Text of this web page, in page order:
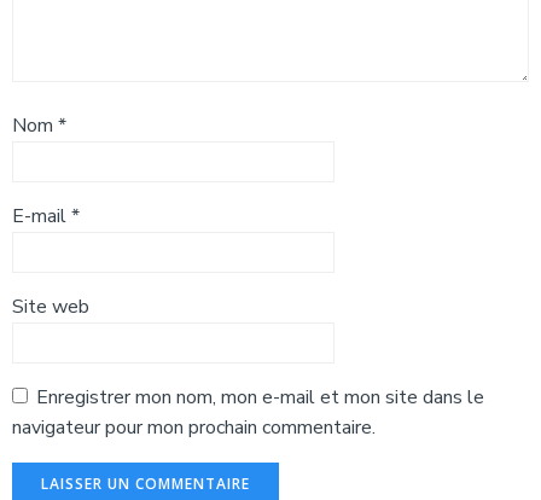
Nom *
E-mail*
Site web
Enregistrer mon nom, mon e-mail et mon site dans le
navigateur pour mon prochain commentaire.